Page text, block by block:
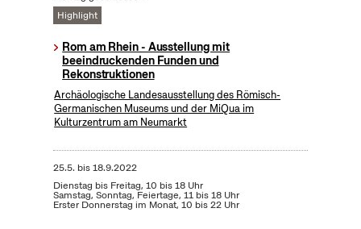
Highlight
Rom am Rhein - Ausstellung mit
beeindruckenden Funden und
Rekonstruktionen
Archäologische Landesausstellung des Römisch-
Germanischen Museums und der MiQua im
Kulturzentrum am Neumarkt
25.5. bis18.9.2022
Dienstag bis Freitag, 10 bis 18 Uhr
Samstag, Sonntag, Feiertage, 11 bis 18 Uhr
Erster Donnerstag im Monat, 10 bis 22 Uhr